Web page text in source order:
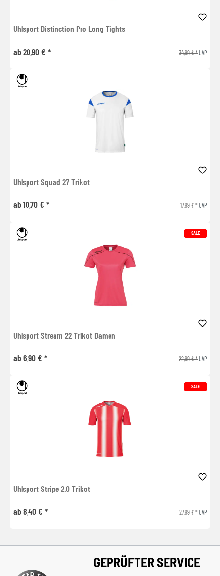
Uhlsport Distinction Pro Long Tights
ab 20,90 € * 34,99 € *UVP
Uhlsport Squad 27 Trikot
ab 10,70 € * 17,99 € *UVP
SALE
Uhlsport Stream 22 Trikot Damen
ab 6,90 € * 22,99 € *UVP
SALE
Uhlsport Stripe 2.0 Trikot
ab 8,40 € * 27,99 € *UVP
GEPRÜFTER SERVICE